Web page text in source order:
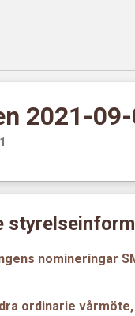
2021-
nomineringar
ordinarie vårmöte,